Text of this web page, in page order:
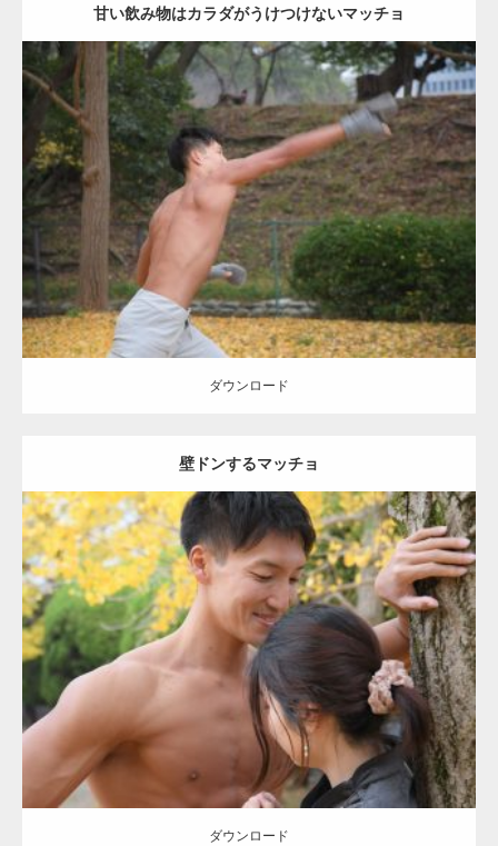
甘い飲み物はカラダがうけつけないマッチョ
Update:2021.07.8
Category: 公園のマッチョ その他 AKIHITO(細マッチョ) 背中
ダウンロード
ダウンロード
壁ドンするマッチョ
Update: 2021.07.8
Category:公園のマッチョ その他 AKIHITO(細マッチョ) 大胸筋 肩 腹
筋
ダウンロード
【YouTube】マッチョフリー素材メンバーが
ギネス世界記録…